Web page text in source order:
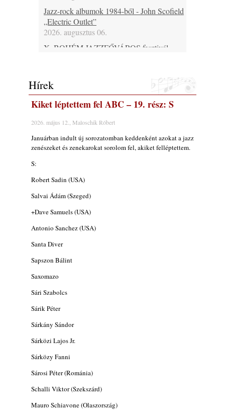
Jazz-rock albumok 1984-ből - John Scofield
„Electric Outlet”
2026. augusztus 06.
X. BOHÉM JAZZFŐVÁROS fesztivál,
tánc!
2026. augusztus 05.
Magyar Jazz ABC – 541. rész: Juhász
2026. augusztus 05.
Jazz-rock albumok 1983-ból - John Scofield
„Out like a Light”
Jazz-rock albumok 1982-ből - John Scofield
2026. augusztus 04.
Kikkel beszéltem 2.0 – 5. rész: D
2026. augusztus 04.
Lemezek a hatvanas-hetvenes évekből - 84.
2026. augusztus 04.
10 éve halt meg lapunk főszerkesztő-
helyettese, Csányi Attila
ből - Shakatak „Drivin’ Hard”
2026. augusztus 03.
január 4.)
2026. augusztus 03.
Gondolataim - 2026 (XI. évfolyam - 8. rész)
Hírek
Kiket léptettem fel ABC – 19. rész: S
2026. május 12., Maloschik Róbert
Januárban indult új sorozatomban keddenként azokat a jazz
zenészeket és zenekarokat sorolom fel, akiket felléptettem.
S:
Robert Sadin (USA)
Salvai Ádám (Szeged)
+Dave Samuels (USA)
Antonio Sanchez (USA)
Santa Diver
Sapszon Bálint
Saxomazo
Sári Szabolcs
Sárik Péter
Sárkány Sándor
Sárközi Lajos Jr.
Sárközy Fanni
Sárosi Péter (Románia)
Schalli Viktor (Szekszárd)
Mauro Schiavone (Olaszország)